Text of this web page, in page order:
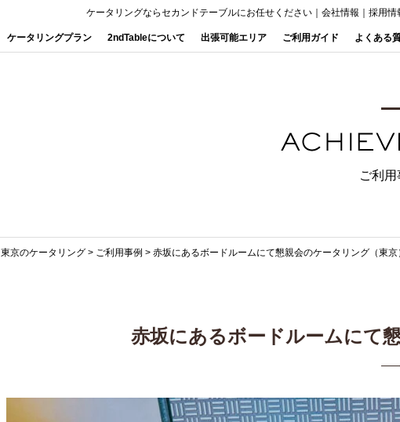
ケータリングならセカンドテーブルにお任せください 会社情報 採用情
ケータリングプラン 2ndTableについて 出張可能エリア ご利用ガイド よくある
ご利用
東京のケータリング > ご利用事例 > 赤坂にあるボードルームにて懇親会のケータリング（東京
赤坂にあるボードルームにて